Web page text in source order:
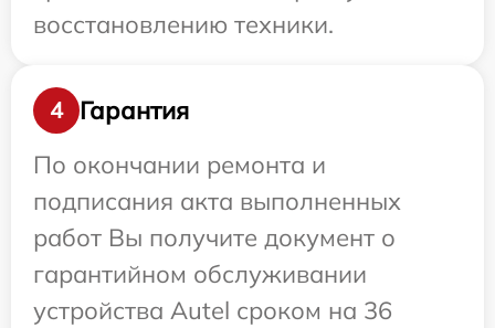
восстановлению техники.
4
Гарантия
По окончании ремонта и
подписания акта выполненных
работ Вы получите документ о
гарантийном обслуживании
устройства Autel сроком на 36